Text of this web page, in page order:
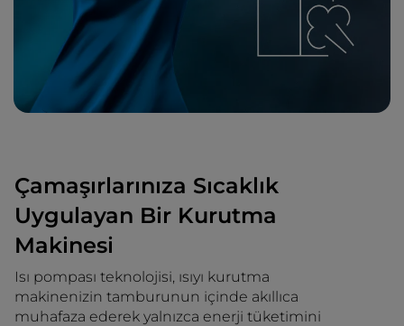
Çamaşırlarınıza Sıcaklık
Uygulayan Bir Kurutma
Makinesi
Isı pompası teknolojisi, ısıyı kurutma
makinenizin tamburunun içinde akıllıca
muhafaza ederek yalnızca enerji tüketimini